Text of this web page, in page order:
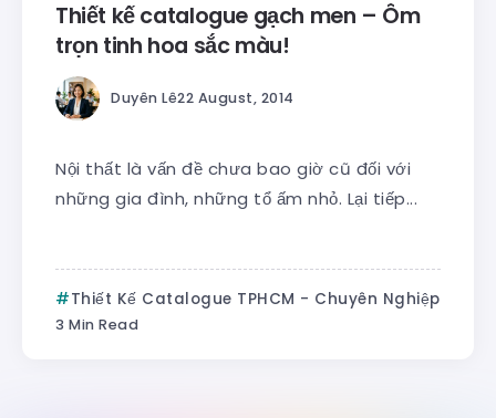
Thiết kế catalogue gạch men – Ôm
trọn tinh hoa sắc màu!
Duyên Lê22 August, 2014
Nội thất là vấn đề chưa bao giờ cũ đối với
những gia đình, những tổ ấm nhỏ. Lại tiếp...
Thiết Kế Catalogue TPHCM - Chuyên Nghiệp
3 Min Read